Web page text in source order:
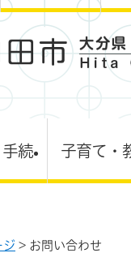
手続 子育て・
ジ > お問い合わせ